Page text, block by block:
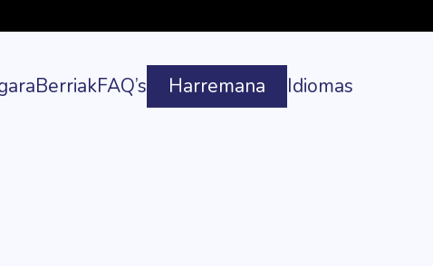
BerriakFAQ’s Harremana Idiomas